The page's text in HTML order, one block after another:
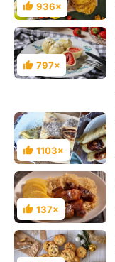
Hodnocení
936×
Hodnocení
797×
Hodnocení
1103×
Hodnocení
137×